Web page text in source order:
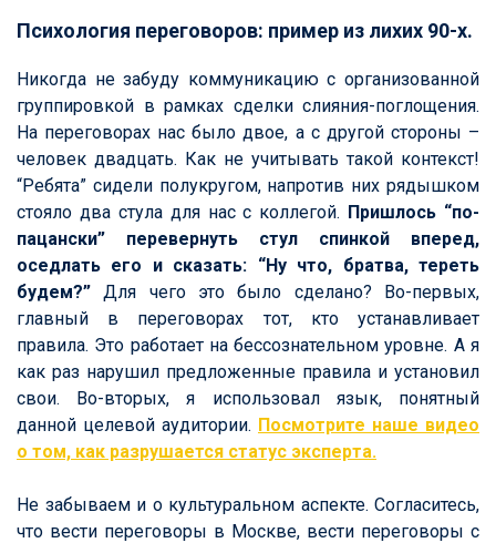
Психология переговоров: пример из лихих 90-х.
Никогда не забуду коммуникацию с организованной
группировкой в рамках сделки слияния-поглощения.
На переговорах нас было двое, а с другой стороны –
человек двадцать. Как не учитывать такой контекст!
“Ребята” сидели полукругом, напротив них рядышком
стояло два стула для нас с коллегой. Пришлось “по-
пацански” перевернуть стул спинкой вперед,
оседлать его и сказать: “Ну что, братва, тереть
будем?” Для чего это было сделано? Во-первых,
главный в переговорах тот, кто устанавливает
правила. Это работает на бессознательном уровне. А я
как раз нарушил предложенные правила и установил
свои. Во-вторых, я использовал язык, понятный
данной целевой аудитории. Посмотрите наше видео
о том, как разрушается статус эксперта.
Не забываем и о культуральном аспекте. Согласитесь,
что вести переговоры в Москве, вести переговоры с